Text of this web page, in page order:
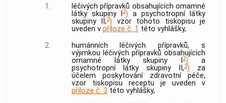
1. léčivých přípravků obsahujících omamné
látkyskupiny I2) a psychotropní
látky
skupiny II;3) vzor tohoto tiskopisu je
uveden v příloze č. 1 této vyhlášky,
2.
humánních léčivých přípravků, s
výjimkou léčivých přípravků obsahujících
omamné látkyskupiny I2) a
psychotropní látkyskupiny II,3) za
účelem poskytování zdravotní péče,
vzor tiskopisu receptu je uveden v
příloze č. 3 této vyhlášky,